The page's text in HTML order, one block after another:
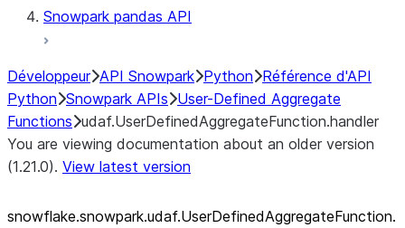
Snowpark pandas API
Développeur API Snowpark Python Référence d'API
Python Snowpark APIs User-Defined Aggregate
Functions udaf.UserDefinedAggregateFunction.handler
You are viewing documentation about an older version
(1.21.0). View latest version
snowflake.snowpark.udaf.UserDefinedAggregateFunction.